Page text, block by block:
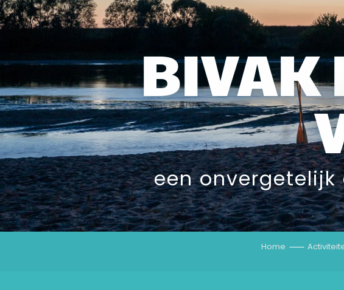
BIVAK
een
Home